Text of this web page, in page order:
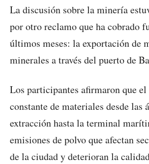
La discusión sobre la minería
por otro reclamo que ha cobrado
últimos meses: la exportación de
minerales a través del puerto de
Los participantes afirmaron que
constante de materiales desde las
extracción hasta la terminal
emisiones de polvo que afectan
de la ciudad y deterioran la